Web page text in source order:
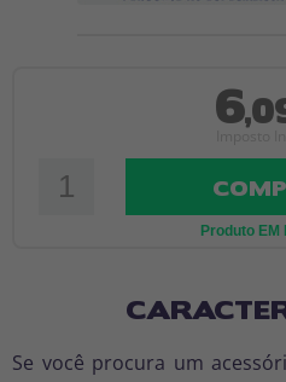
6
Produto EM
Se você procura um